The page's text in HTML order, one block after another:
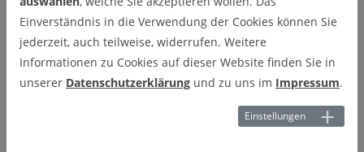
aufgrund der derzeitgen Corona-Pandemie haben Präsidium
und Krisenstab beschlossen, den Lehrbetrieb an der TU
Clausthal in Präsenzform zunächst bis 20. April 2020
auszusetzen.
Dies betrifft natürlich auch das IEI. Alle Lehrveranstaltungen,
Einverständnis in die Verwendung der Cookies können Sie
jederzeit, auch teilweise, widerrufen. Weitere
Informationen zu Cookies auf dieser Website finden Sie in
unserer Datenschutzerklärung und zu uns im Impressum.
Einstellungen